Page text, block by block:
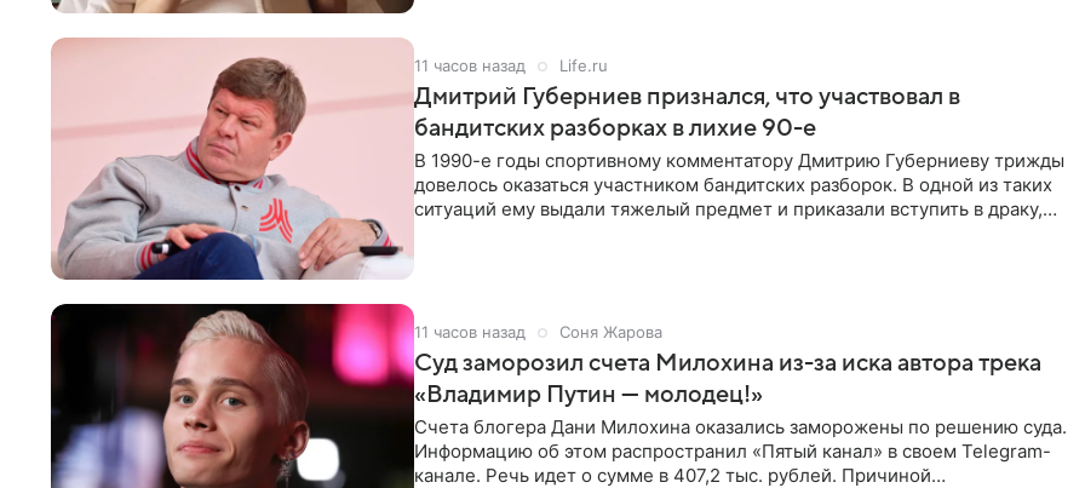
11 часов назад Life.ru
Дмитрий Губерниев признался, что участвовал в
бандитских разборках в лихие 90-е
В 1990-е годы спортивному комментатору Дмитрию Губерниеву трижды
довелось оказаться участником бандитских разборок. В одной из таких
ситуаций ему выдали тяжелый предмет и приказали вступить в драку,
11 часов назад Соня Жарова
Суд заморозил счета Милохина из-за иска автора трека
«Владимир Путин — молодец!»
Счета блогера Дани Милохина оказались заморожены по решению суда.
Информацию об этом распространил «Пятый канал» в своем Telegram-
канале. Речь идет о сумме в 407,2 тыс. рублей. Причиной